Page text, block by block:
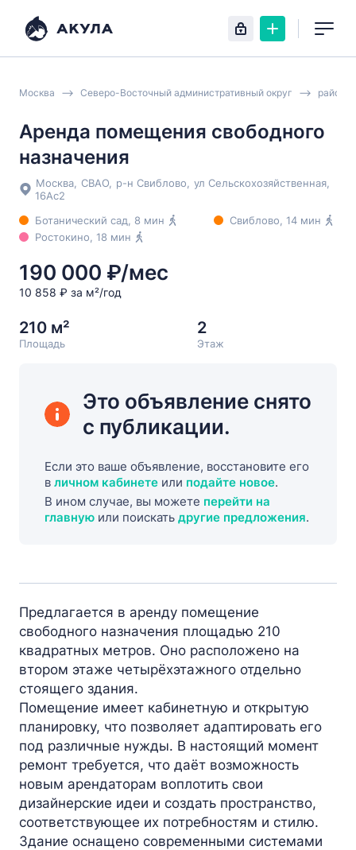
Москва Северо-Восточный административный округ район
Аренда помещения свободного
назначения
Москва СВАО р-н Свиблово ул Сельскохозяйственная
16Ас2
Ботанический сад , 8 мин Свиблово , 14 мин
Ростокино , 18 мин
190 000 ₽/мес
10 858 ₽ за м²/год
210 м²
Площадь
2
Этаж
Это объявление снято
с публикации.
Если это ваше объявление, восстановите его
в личном кабинете или подайте новое.
В ином случае, вы можете перейти на
главную или поискать другие предложения.
Предлагается в аренду помещение
свободного назначения площадью 210
квадратных метров. Оно расположено на
втором этаже четырёхэтажного отдельно
стоящего здания.
Помещение имеет кабинетную и открытую
планировку, что позволяет адаптировать его
под различные нужды. В настоящий момент
ремонт требуется, что даёт возможность
новым арендаторам воплотить свои
дизайнерские идеи и создать пространство,
соответствующее их потребностям и стилю.
Здание оснащено современными системами